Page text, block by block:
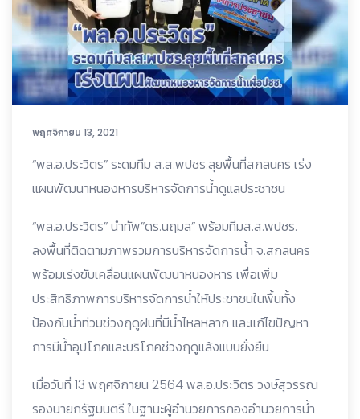
พฤศจิกายน 13, 2021
“พล.อ.ประวิตร” ระดมทีม ส.ส.พปชร.ลุยพื้นที่สกลนคร เร่ง
แผนพัฒนาหนองหารบริหารจัดการน้ำดูแลประชาชน
“พล.อ.ประวิตร” นำทัพ”ดร.นฤมล” พร้อมทีมส.ส.พปชร.
ลงพื้นที่ติดตามภาพรวมการบริหารจัดการน้ำ จ.สกลนคร
พร้อมเร่งขับเคลื่อนแผนพัฒนาหนองหาร เพื่อเพิ่ม
ประสิทธิภาพการบริหารจัดการน้ำให้ประชาชนในพื้นทั้ง
ป้องกันน้ำท่วมช่วงฤดูฝนที่มีน้ำไหลหลาก และแก้ไขปัญหา
การมีน้ำอุปโภคและบริโภคช่วงฤดูแล้งแบบยั่งยืน
เมื่อวันที่ 13 พฤศจิกายน 2564 พล.อ.ประวิตร วงษ์สุวรรณ
รองนายกรัฐมนตรี ในฐานะผู้อำนวยการกองอำนวยการน้ำ